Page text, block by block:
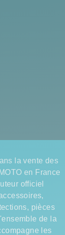
la vente des
en France
officiel
pièces
de la
les